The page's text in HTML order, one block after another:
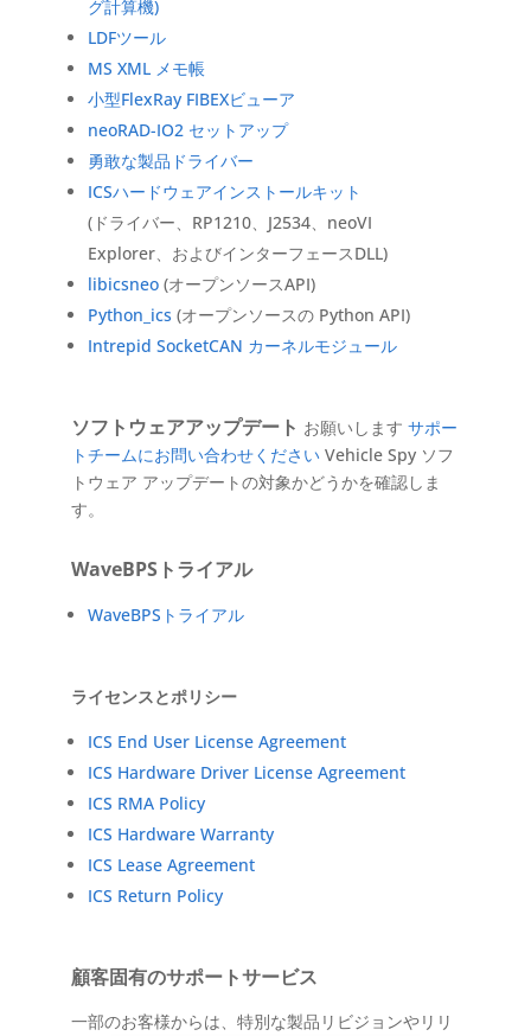
グ計算機)
LDFツール
MS XML メモ帳
小型FlexRay FIBEXビューア
neoRAD-IO2 セットアップ
勇敢な製品ドライバー
ICSハードウェアインストールキット
(ドライバー、RP1210、J2534、neoVI
Explorer、およびインターフェースDLL)
libicsneo(オープンソースAPI)
Python_ics (オープンソースの Python API)
Intrepid SocketCAN カーネルモジュール
ソフトウェアアップデート お願いします サポー
トチームにお問い合わせくださいVehicle Spy ソフ
トウェア アップデートの対象かどうかを確認しま
す。
WaveBPSトライアル
WaveBPSトライアル
ライセンスとポリシー
ICS End User License Agreement
ICS Hardware Driver License Agreement
ICS RMA Policy
ICS Hardware Warranty
ICS Lease Agreement
ICS Return Policy
顧客固有のサポートサービス
一部のお客様からは、特別な製品リビジョンやリリ